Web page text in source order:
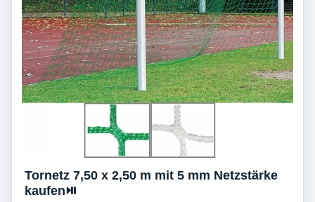
Tornetz 7,50 x 2,50 m mit 5 mm Netzstärke
kaufen⏯